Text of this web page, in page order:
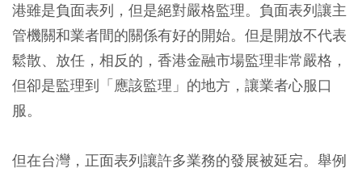
港雖是負面表列，但是絕對嚴格監理。負面表列讓主
管機關和業者間的關係有好的開始。但是開放不代表
鬆散、放任，相反的，香港金融市場監理非常嚴格，
但卻是監理到「應該監理」的地方，讓業者心服口
服。
但在台灣，正面表列讓許多業務的發展被延宕。舉例